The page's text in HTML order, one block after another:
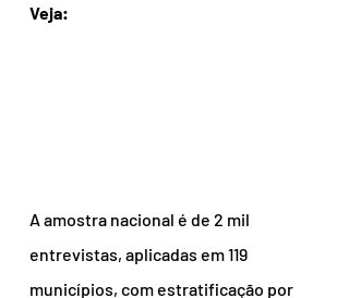
Veja:
A amostra nacional é de 2 mil
entrevistas, aplicadas em 119
municípios, com estratificação por